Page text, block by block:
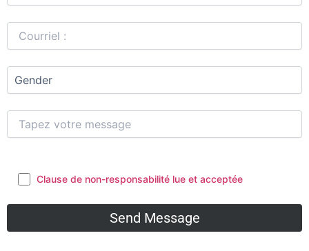
Clause de non-responsabilité lue et acceptée